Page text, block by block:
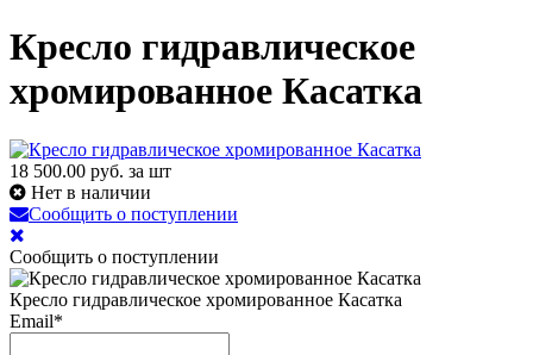
Кресло гидравлическое
хромированное Касатка
18 500.00 руб. за шт
Нет в наличии
Сообщить о поступлении
Сообщить о поступлении
Кресло гидравлическое хромированное Касатка
Email*